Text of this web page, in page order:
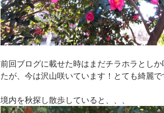
前回ブログに載せた時はまだチラホラとし
たが、今は沢山咲いています！とても綺麗で
境内を秋探し散歩していると、、、